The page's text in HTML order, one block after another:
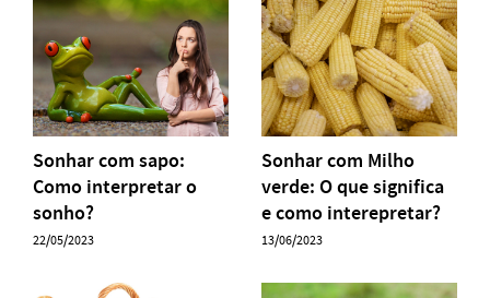
Sonhar com sapo:
Como interpretar o
sonho?
22/05/2023
Sonhar com Milho
verde: O que significa
e como interepretar?
13/06/2023